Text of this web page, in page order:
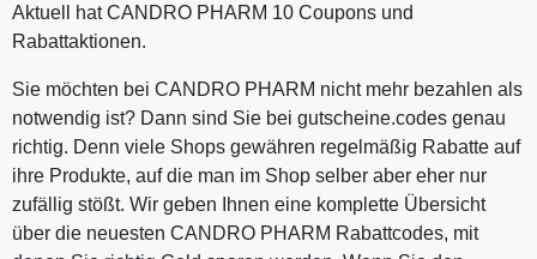
Aktuell hat CANDRO PHARM 10 Coupons und
Rabattaktionen.
Sie möchten bei CANDRO PHARM nicht mehr bezahlen als
notwendig ist? Dann sind Sie bei gutscheine.codes genau
richtig. Denn viele Shops gewähren regelmäßig Rabatte auf
ihre Produkte, auf die man im Shop selber aber eher nur
zufällig stößt. Wir geben Ihnen eine komplette Übersicht
über die neuesten CANDRO PHARM Rabattcodes, mit